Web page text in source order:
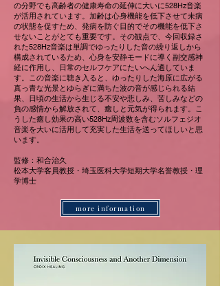
の分野でも高齢者の健康寿命の延伸に大いに528Hz音楽
が活用されています。加齢は心身機能を低下させて未病
の状態を促すため、発病を防ぐ目的でその機能を低下さ
せないことがとても重要です。その観点で、今回収録さ
れた528Hz音楽は単調でゆったりした音の繰り返しから
構成されているため、心身を安静モードに導く副交感神
経に作用し、日常のセルフケアにたいへん適していま
す。この音楽に聴き入ると、ゆったりした海原に広がる
真っ青な光景とゆらぎに満ちた波の音が感じられる結
果、日頃の生活から生じる不安や悲しみ、苦しみなどの
負の感情から解放されて、癒しと元気が得られます。こ
うした癒し効果の高い528Hz周波数を含むソルフェジオ
音楽を大いに活用して充実した生活を送ってほしいと思
います。
監修：和合治久
松本大学客員教授・埼玉医科大学短期大学名誉教授・理
学博士
more information